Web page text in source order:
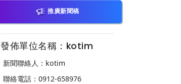
推廣新聞稿
發佈單位名稱：kotim
新聞聯絡人：kotim
聯絡電話：0912-658976